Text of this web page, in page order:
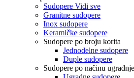
Sudopere Vidi sve
Granitne sudopere
Inox sudopere
Keramičke sudopere
Sudopere po broju korita
Jednodelne sudopere
Duple sudopere
Sudopere po načinu ugradnje